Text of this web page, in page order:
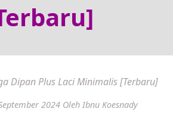
Dipan Plus Laci Minimalis [Terbaru]
2024 Oleh Ibnu Koesnady